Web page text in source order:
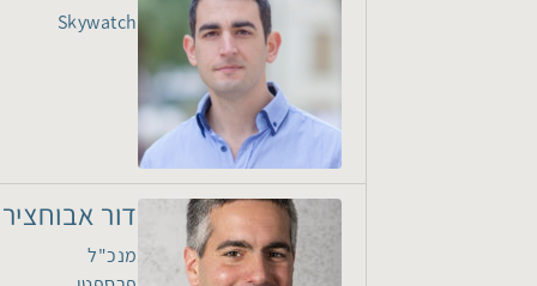
Skywatch
דור
מנכ"ל